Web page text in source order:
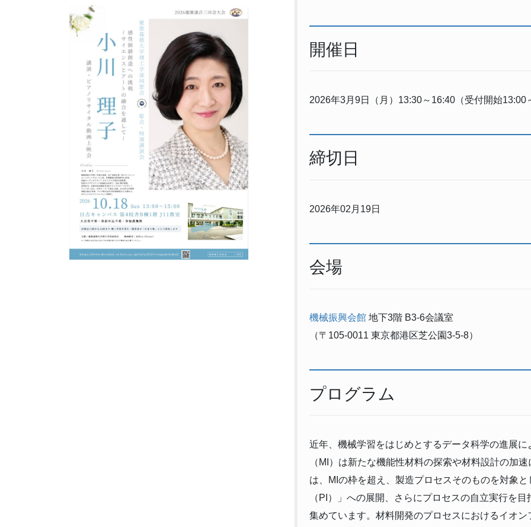
開催日
2026年3月9日（月）13:30～16:40（受付開始13:00
締切日
2026年02月19日
会場
機械振興会館 地下3階 B3-6会議室
（〒105-0011 東京都港区芝公園3-5-8）
プログラム
近年、機械学習をはじめとするデータ科学の進展
（MI）は新たな機能性材料の探索や材料設計の加
は、MIの枠を超え、製造プロセスそのものを対象
（PI）」への展開、さらにプロセスの自立実行を
集めています。材料開発のプロセスにおけるイオ